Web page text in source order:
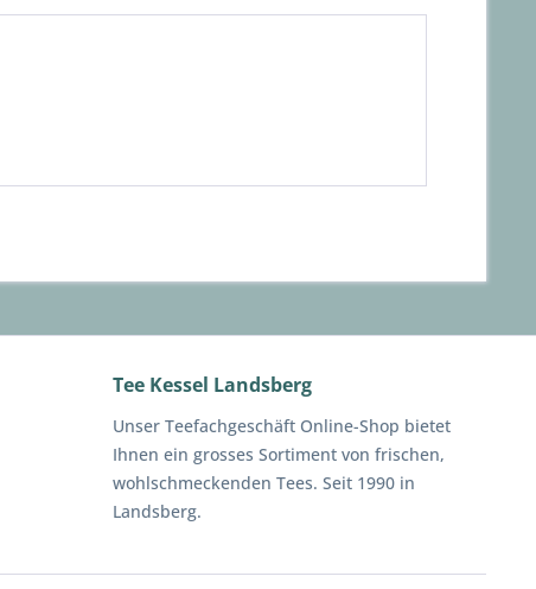
Tee Kessel Landsberg
Unser Teefachgeschäft Online-Shop bietet
Ihnen ein grosses Sortiment von frischen,
wohlschmeckenden Tees. Seit 1990 in
Landsberg.